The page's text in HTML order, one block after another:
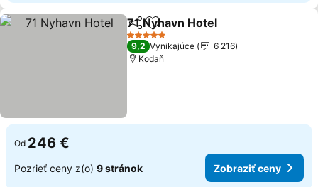
ZdieľaťPridať do obľúbených
71 Nyhavn Hotel
5 Počet hviezdičiek
9,2 Vynikajúce
6 216
Kodaň
Od 246 €
Pozrieť ceny z(o) 9 stránok Zobraziť ceny